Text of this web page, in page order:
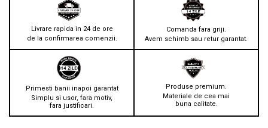
Livrare rapida in 24 de ore
de la confirmarea comenzii.
Comanda fara griji.
Avem schimb sau retur garantat.
Primesti banii inapoi garantat
Simplu si usor, fara motiv,
fara justificari.
Produse premium.
Materiale de cea mai
buna calitate.